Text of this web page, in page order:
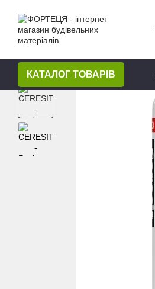
КАТАЛОГ ТОВАРІВ